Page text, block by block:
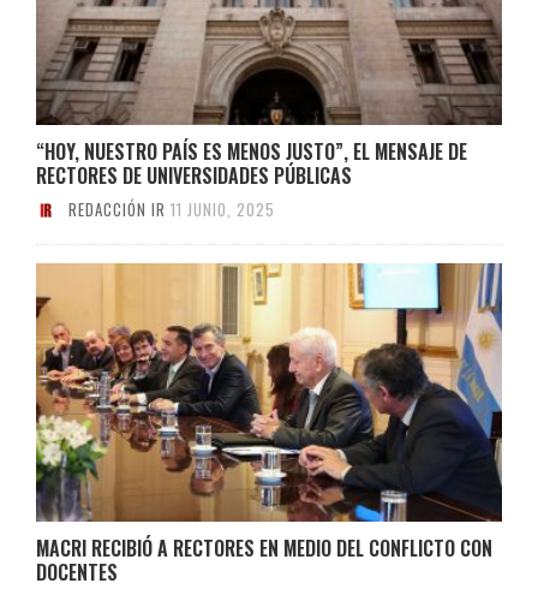
“HOY, NUESTRO PAÍS ES MENOS JUSTO”, EL MENSAJE DE
RECTORES DE UNIVERSIDADES PÚBLICAS
REDACCIÓN IR 11 JUNIO, 2025
MACRI RECIBIÓ A RECTORES EN MEDIO DEL CONFLICTO CON
DOCENTES